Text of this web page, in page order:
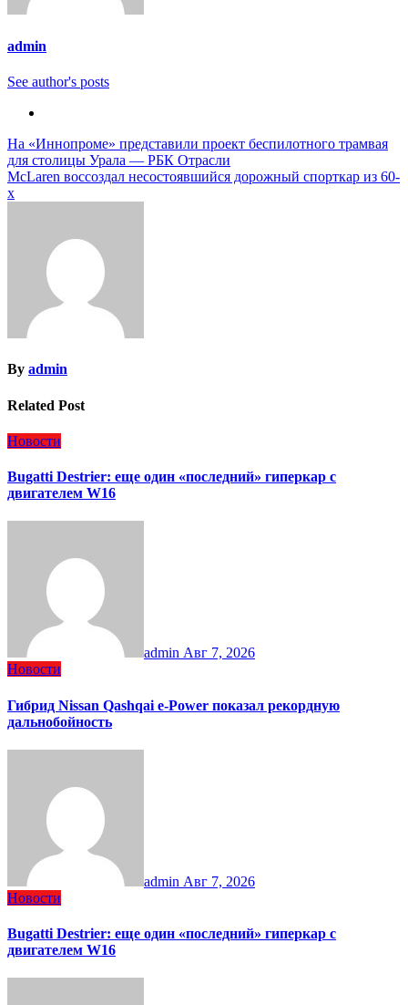
admin
See author's posts
Навигация
по
записям
На «Иннопроме» представили проект беспилотного трамвая
для столицы Урала — РБК Отрасли
McLaren воссоздал несостоявшийся дорожный спорткар из 60-
х
By admin
Related Post
Новости
Bugatti Destrier: еще один «последний» гиперкар с
двигателем W16
admin Авг 7, 2026
Новости
Гибрид Nissan Qashqai e-Power показал рекордную
дальнобойность
admin Авг 7, 2026
Новости
Bugatti Destrier: еще один «последний» гиперкар с
двигателем W16